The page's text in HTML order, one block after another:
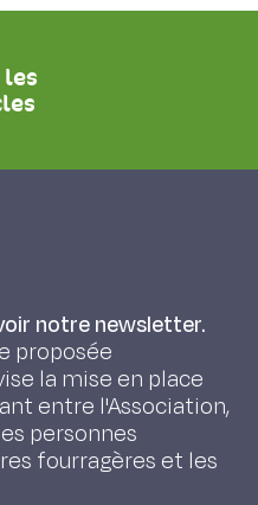
les
notre newsletter.
proposée
la mise en place
entre l'Association,
personnes
fourragères et les